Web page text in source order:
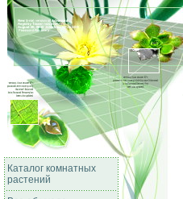
Каталог комнатных
растений